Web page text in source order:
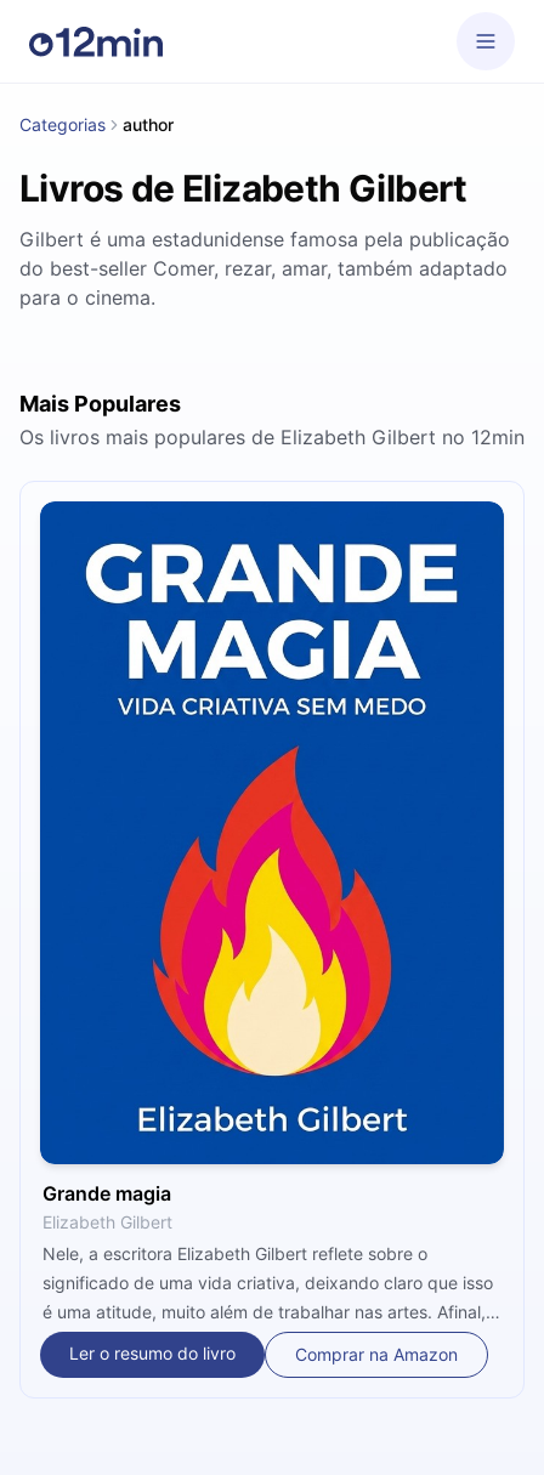
Categorias author
Livros de Elizabeth Gilbert
Gilbert é uma estadunidense famosa pela publicação
do best-seller Comer, rezar, amar, também adaptado
para o cinema.
Mais Populares
Os livros mais populares de Elizabeth Gilbert no 12min
Grande magia
Elizabeth Gilbert
Nele, a escritora Elizabeth Gilbert reflete sobre o
significado de uma vida criativa, deixando claro que isso
é uma atitude, muito além de trabalhar nas artes. Afinal,
viver criativamente é ser movido por curiosidade e sem
medo, tomando atos de coragem diariamente. Coragem
Ler o resumo do livro Comprar na Amazon